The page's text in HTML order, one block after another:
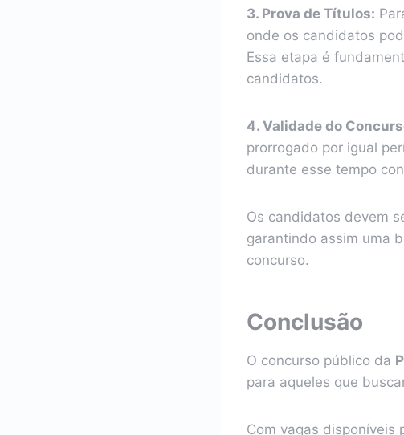
3. Prova de Títulos:
onde os candidatos
Essa etapa é
candidatos.
4. Validade do
prorrogado por igual
durante esse tempo
Os candidatos devem
garantindo assim uma
concurso.
Conclusão
O concurso público da
para aqueles que
Com vagas disponíveis